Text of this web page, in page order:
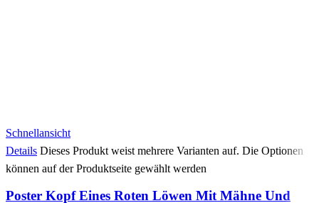
Schnellansicht
Details Dieses Produkt weist mehrere Varianten auf. Die Optionen
können auf der Produktseite gewählt werden
Poster Kopf Eines Roten Löwen Mit Mähne Und